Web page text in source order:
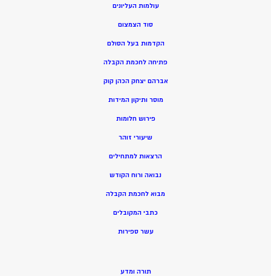
עולמות העליונים
סוד הצמצום
הקדמות בעל הסולם
פתיחה לחכמת הקבלה
אברהם יצחק הכהן קוק
מוסר ותיקון המידות
פירוש חלומות
שיעורי זוהר
הרצאות למתחילים
נבואה ורוח הקודש
מבוא לחכמת הקבלה
כתבי המקובלים
עשר ספירות
תורה ומדע